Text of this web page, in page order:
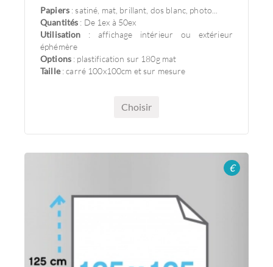
Papiers : satiné, mat, brillant, dos blanc, photo...
Quantités : De 1ex à 50ex
Utilisation : affichage intérieur ou extérieur
éphémère
Options : plastification sur 180g mat
Taille: carré 100x100cm et sur mesure
Choisir
€